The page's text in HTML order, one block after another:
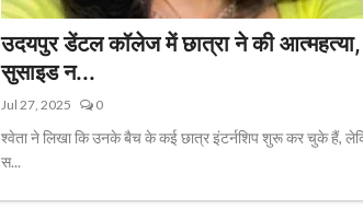
उदयपुर डेंटल कॉलेज में छात्रा ने की आत्महत्या,
सुसाइड न...
Jul 27, 2025 0
श्वेता ने लिखा कि उनके बैच के कई छात्र इंटर्नशिप शुरू कर चुके हैं,
स...